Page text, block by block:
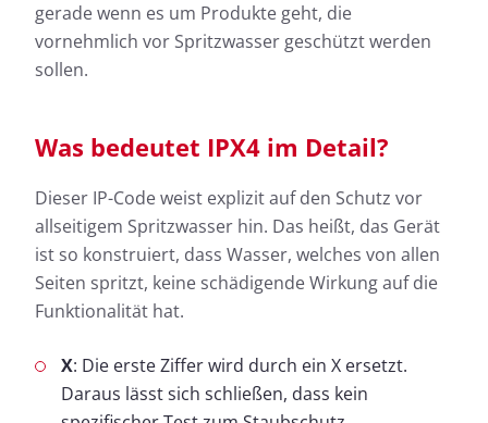
gerade wenn es um Produkte geht, die
vornehmlich vor Spritzwasser geschützt werden
sollen.
Was bedeutet IPX4 im Detail?
Dieser IP-Code weist explizit auf den Schutz vor
allseitigem Spritzwasser hin. Das heißt, das Gerät
ist so konstruiert, dass Wasser, welches von allen
Seiten spritzt, keine schädigende Wirkung auf die
Funktionalität hat.
X: Die erste Ziffer wird durch ein X ersetzt.
Daraus lässt sich schließen, dass kein